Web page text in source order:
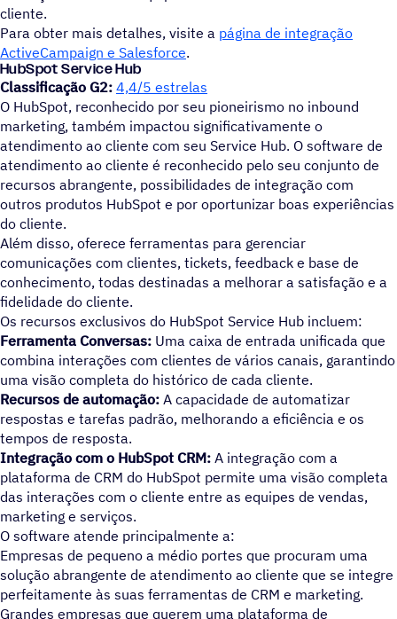
cliente.
Para obter mais detalhes, visite a página de integração
ActiveCampaign e Salesforce.
HubSpot Service Hub
Classificação G2: 4,4/5 estrelas
O HubSpot, reconhecido por seu pioneirismo no inbound
marketing, também impactou significativamente o
atendimento ao cliente com seu Service Hub. O software de
atendimento ao cliente é reconhecido pelo seu conjunto de
recursos abrangente, possibilidades de integração com
outros produtos HubSpot e por oportunizar boas experiências
do cliente.
Além disso, oferece ferramentas para gerenciar
comunicações com clientes, tickets, feedback e base de
conhecimento, todas destinadas a melhorar a satisfação e a
fidelidade do cliente.
Os recursos exclusivos do HubSpot Service Hub incluem:
Ferramenta Conversas: Uma caixa de entrada unificada que
combina interações com clientes de vários canais, garantindo
uma visão completa do histórico de cada cliente.
Recursos de automação: A capacidade de automatizar
respostas e tarefas padrão, melhorando a eficiência e os
tempos de resposta.
Integração com o HubSpot CRM: A integração com a
plataforma de CRM do HubSpot permite uma visão completa
das interações com o cliente entre as equipes de vendas,
marketing e serviços.
O software atende principalmente a:
Empresas de pequeno a médio portes que procuram uma
solução abrangente de atendimento ao cliente que se integre
perfeitamente às suas ferramentas de CRM e marketing.
Grandes empresas que querem uma plataforma de